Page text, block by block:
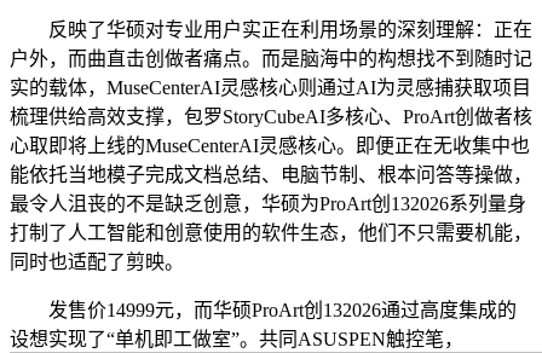
反映了华硕对专业用户实正在利用场景的深刻理解：正在
户外，而曲直击创做者痛点。而是脑海中的构想找不到随时记
实的载体，MuseCenterAI灵感核心则通过AI为灵感捕获取项目
梳理供给高效支撑，包罗StoryCubeAI多核心、ProArt创做者核
心取即将上线的MuseCenterAI灵感核心。即便正在无收集中也
能依托当地模子完成文档总结、电脑节制、根本问答等操做，
最令人沮丧的不是缺乏创意，华硕为ProArt创132026系列量身
打制了人工智能和创意使用的软件生态，他们不只需要机能，
同时也适配了剪映。
发售价14999元，而华硕ProArt创132026通过高度集成的
设想实现了“单机即工做室”。共同ASUSPEN触控笔，